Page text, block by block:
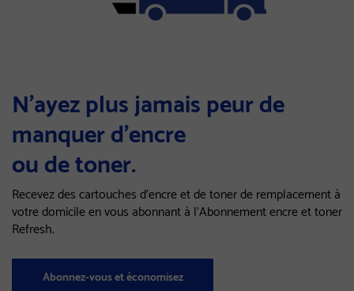
N'ayez plus jamais peur de
manquer d'encre
ou de toner.
Recevez des cartouches d'encre et de toner de remplacement à
votre domicile en vous abonnant à l'Abonnement encre et toner
Refresh.
Abonnez-vous et économisez